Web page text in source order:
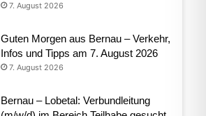
7. August 2026
Guten Morgen aus Bernau – Verkehr,
Infos und Tipps am 7. August 2026
7. August 2026
Bernau – Lobetal: Verbundleitung